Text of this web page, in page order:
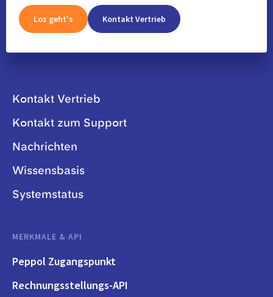
Los geht's Kontakt Vertrieb
Kontakt Vertrieb
Kontakt zum Support
Nachrichten
Wissensbasis
Systemstatus
MERKMALE & API
Peppol Zugangspunkt
Rechnungsstellungs-API